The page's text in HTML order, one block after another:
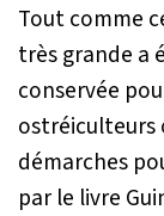
Tout comme
très grande a
conservée
ostréiculteurs
démarches
par le livre